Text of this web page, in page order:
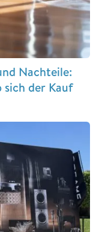
Nachteile:
sich der Kauf